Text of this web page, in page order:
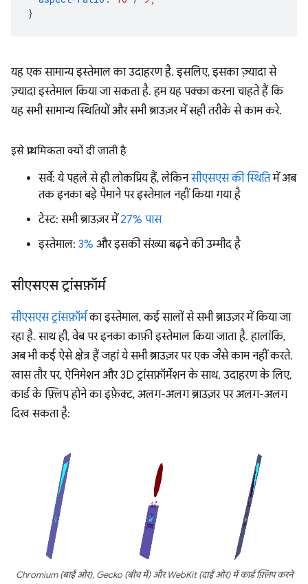
}
यह एक सामान्य इस्तेमाल का उदाहरण है. इसलिए, इसका ज़्यादा से
ज़्यादा इस्तेमाल किया जा सकता है. हम यह पक्का करना चाहते हैं कि
यह सभी सामान्य स्थितियों और सभी ब्राउज़र में सही तरीके से काम करे.
इसे प्राथमिकता क्यों दी जाती है
सर्वे: ये पहले से ही लोकप्रिय हैं, लेकिनसीएसएस की स्थितिमें अब
तक इनका बड़े पैमाने पर इस्तेमाल नहीं किया गया है
टेस्ट: सभी ब्राउज़र में27% पास
इस्तेमाल: 3% और इसकी संख्या बढ़ने की उम्मीद है
सीएसएस ट्रांसफ़ॉर्म
सीएसएस ट्रांसफ़ॉर्मका इस्तेमाल, कई सालों से सभी ब्राउज़र में किया जा
रहा है. साथ ही, वेब पर इनका काफ़ी इस्तेमाल किया जाता है. हालांकि,
अब भी कई ऐसे क्षेत्र हैं जहां ये सभी ब्राउज़र पर एक जैसे काम नहीं करते.
खास तौर पर, ऐनिमेशन और 3D ट्रांसफ़ॉर्मेशन के साथ. उदाहरण के लिए,
कार्ड के फ़्लिप होने का इफ़ेक्ट, अलग-अलग ब्राउज़र पर अलग-अलग
दिख सकता है:
Chromium (बाईं ओर), Gecko (बीच में) और WebKit (दाईं ओर) में कार्ड फ़्लिप करने